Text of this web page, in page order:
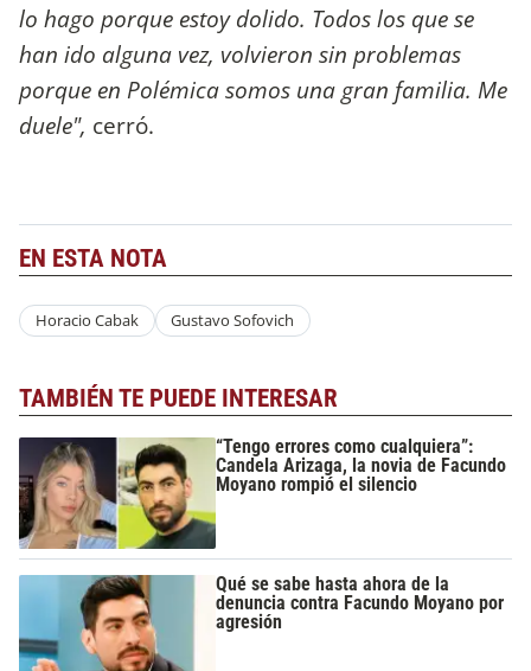
lo hago porque estoy dolido. Todos los que se
han ido alguna vez, volvieron sin problemas
porque en Polémica somos una gran familia. Me
duele", cerró.
EN ESTA NOTA
Horacio Cabak Gustavo Sofovich
TAMBIÉN TE PUEDE INTERESAR
“Tengo errores como cualquiera”:
Candela Arizaga, la novia de Facundo
Moyano rompió el silencio
Qué se sabe hasta ahora de la
denuncia contra Facundo Moyano por
agresión